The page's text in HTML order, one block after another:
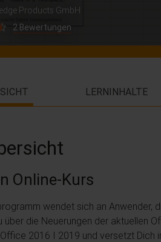
Products GmbH
2 Bewertungen
LERNINHALTE
Online-Kurs
wendet sich an
über die Neuerungen der aktuellen
2016 I 2019 und versetzt Dich